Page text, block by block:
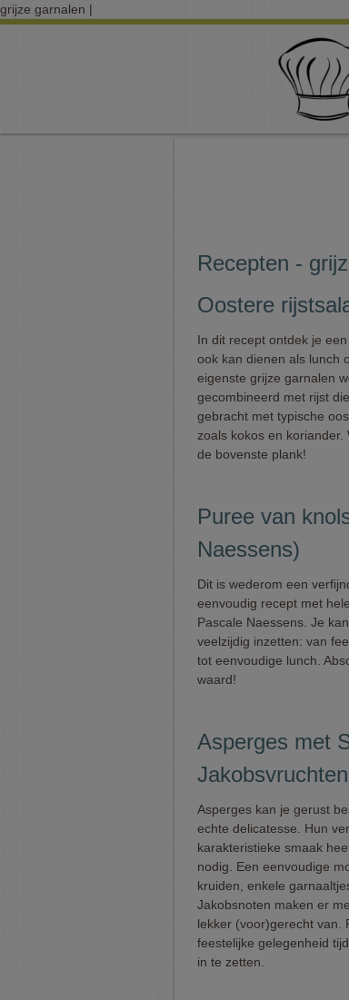
grijze garnalen |
Recepten -
Oostere
In dit recept ontdek je
ook kan dienen als lunch
eigenste grijze garnalen
gecombineerd met rijst
gebracht met typische
zoals kokos en koriander.
de bovenste plank!
Puree van
Naessens)
Dit is wederom een
eenvoudig recept met
Pascale Naessens. Je
veelzijdig inzetten: van
tot eenvoudige lunch.
waard!
Asperges met
Asperges kan je gerust
echte delicatesse. Hun
karakteristieke smaak
nodig. Een eenvoudige
kruiden, enkele
Jakobsnoten maken er
lekker (voor)gerecht van.
feestelijke gelegenheid
in te zetten.